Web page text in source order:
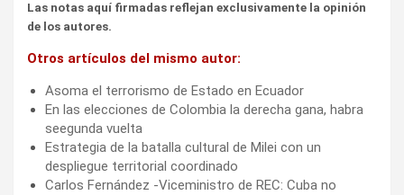
Las notas aquí firmadas reflejan exclusivamente la opinión
de los autores.
Otros artículos del mismo autor:
Asoma el terrorismo de Estado en Ecuador
En las elecciones de Colombia la derecha gana, habra
seegunda vuelta
Estrategia de la batalla cultural de Milei con un
despliegue territorial coordinado
Carlos Fernández -Viceministro de REC: Cuba no